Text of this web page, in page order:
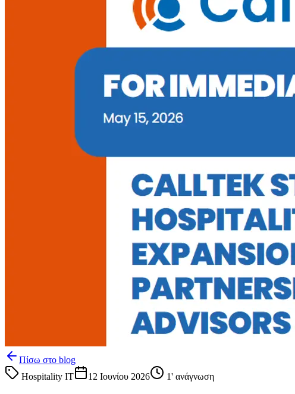
Πίσω στο blog
Hospitality IT
12 Ιουνίου 2026 1' ανάγνωση